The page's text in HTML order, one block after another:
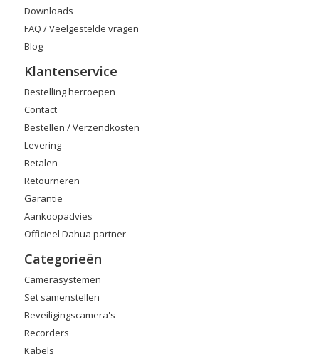
Downloads
FAQ / Veelgestelde vragen
Blog
Klantenservice
Bestelling herroepen
Contact
Bestellen / Verzendkosten
Levering
Betalen
Retourneren
Garantie
Aankoopadvies
Officieel Dahua partner
Categorieën
Camerasystemen
Set samenstellen
Beveiligingscamera's
Recorders
Kabels